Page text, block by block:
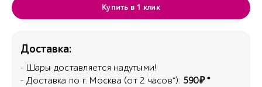
Купить в 1 клик
Доставка:
- Шары доставляется надутыми!
- Доставка по г. Москва (от 2 часов*): 590₽ *